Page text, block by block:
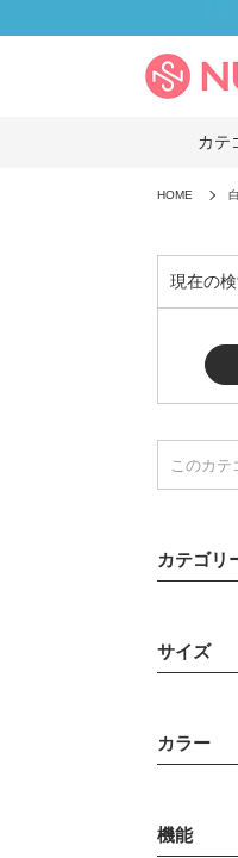
カテ
HOME
現在の
カテゴリ
サイズ
カラー
機能